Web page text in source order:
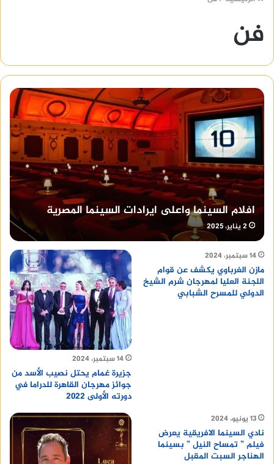
فن
افلام السينما واعلى ايرادات السينما المصرية
2 يناير، 2025
14 سبتمبر، 2024
مازن الغرباوي يكشف عن قوام
اللجنة العليا لمهرجان شرم الشيخ
الدولي للمسرح الشبابي
14 سبتمبر، 2024
جزيرة غمام يحتل نصيب الأسد من
جوائز مهرجان القاهرة للدراما في
دورته الأولى ٢٠٢٢
13 يونيو، 2024
نادي السينما الافريقية يعرض
فيلم ” تمساح النيل ” بسينما
الهناجر السبت المقبل